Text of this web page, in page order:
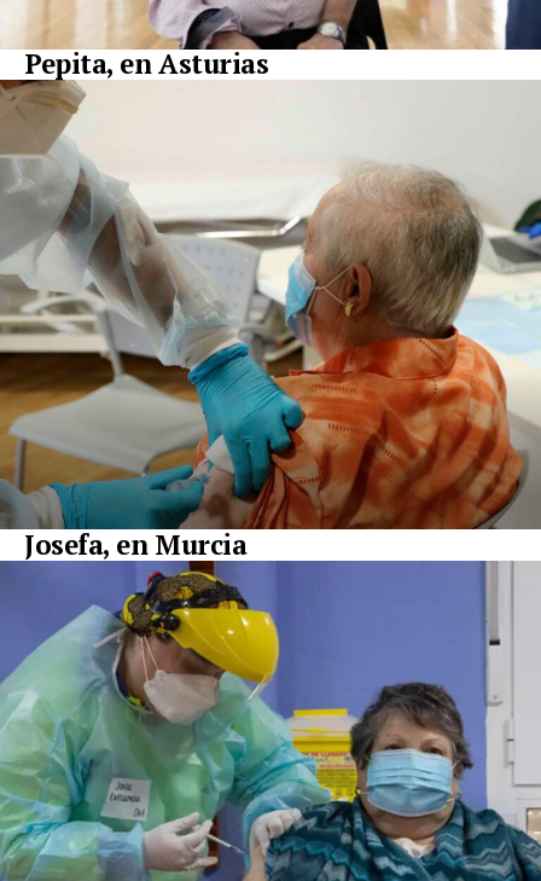
Pepita, en Asturias
Josefa, en Murcia